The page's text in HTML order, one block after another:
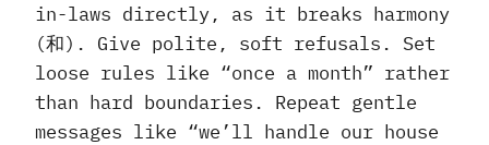
in-laws directly, as it breaks harmony
(和). Give polite, soft refusals. Set
loose rules like “once a month” rather
than hard boundaries. Repeat gentle
messages like “we’ll handle our house